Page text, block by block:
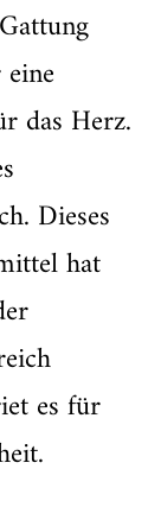
das Herz.
Dieses
hat
es für